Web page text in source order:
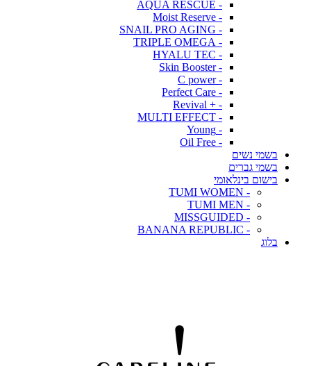
- AQUA RESCUE
- Moist Reserve
- SNAIL PRO AGING
- TRIPLE OMEGA
- HYALU TEC
- Skin Booster
- C power
- Perfect Care
- + Revival
- MULTI EFFECT
- Young
- Oil Free
בשמי נשים
בשמי גברים
בישום בינלאומי
- TUMI WOMEN
- TUMI MEN
- MISSGUIDED
- BANANA REPUBLIC
בלוג